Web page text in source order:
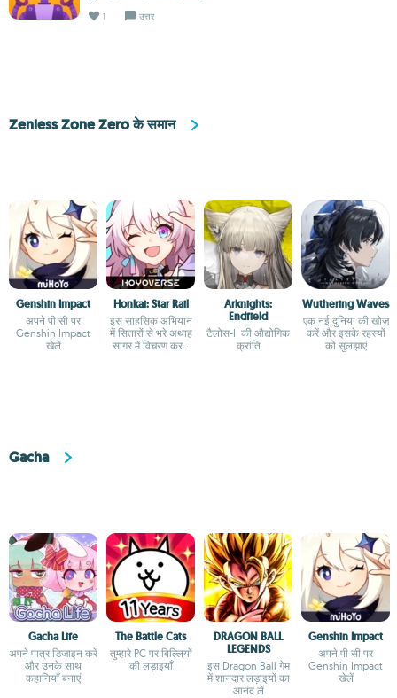
1 उत्तर
Zenless Zone Zero के समान
Genshin Impact
अपने पी सी पर
Genshin Impact
खेलें
Honkai: Star Rail
इस साहसिक अभियान
में सितारों से भरे अथाह
सागर में विचरण करने
Arknights:
Endfield
टैलोस-II की औद्योगिक
क्रांति
Wuthering Waves
एक नई दुनिया की खोज
करें और इसके रहस्यों
को सुलझाएं
Gacha
Gacha Life
अपने पात्र डिजाइन करें
और उनके साथ
कहानियाँ बनाएं
The Battle Cats
तुम्हारे PC पर बिल्लियों
की लड़ाइयाँ
DRAGON BALL
LEGENDS
इस Dragon Ball गेम
में शानदार लड़ाइयों का
आनंद लें
Genshin Impact
अपने पी सी पर
Genshin Impact
खेलें